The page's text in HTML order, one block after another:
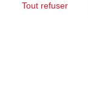
Tout refuser